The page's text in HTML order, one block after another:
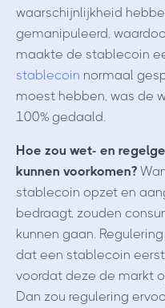
waarschijnlijkheid
gemanipuleerd,
maakte de stablecoin
stablecoin normaal
moest hebben, was de
100% gedaald.
Hoe zou wet- en
kunnen voorkomen?
stablecoin opzet en
bedraagt, zouden
kunnen gaan.
dat een stablecoin
voordat deze de markt
Dan zou regulering